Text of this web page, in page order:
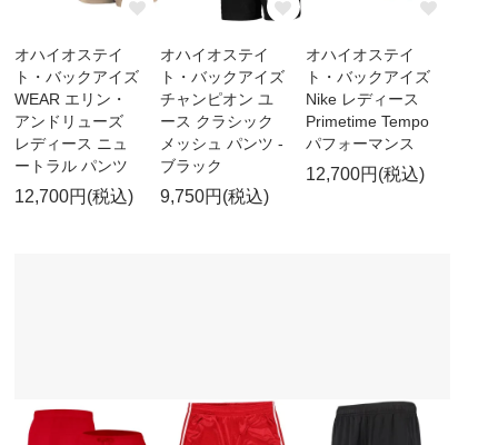
オハイオステイ
ト・バックアイズ
WEAR エリン・
アンドリューズ
レディース ニュ
ートラル パンツ
12,700円(税込)
オハイオステイ
ト・バックアイズ
チャンピオン ユ
ース クラシック
メッシュ パンツ -
ブラック
9,750円(税込)
オハイオステイ
ト・バックアイズ
Nike レディース
Primetime Tempo
パフォーマンス
12,700円(税込)